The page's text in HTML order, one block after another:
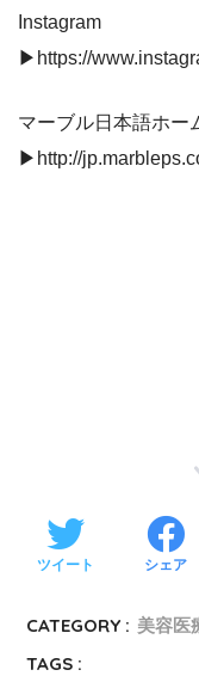
Instagram
▶https://
マーブル日本語ホー
▶http://
ツイート シェア
CATEGORY : 美容医
TAGS :